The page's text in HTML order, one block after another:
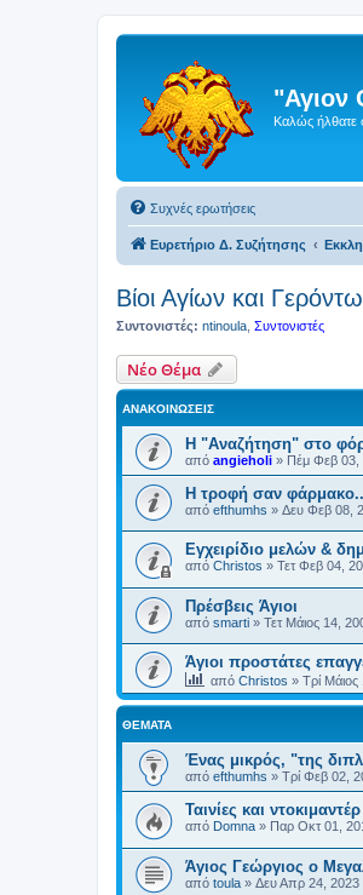
"Αγιον
Καλώς ήλθατε
Συχνές ερωτήσεις
Ευρετήριο Δ. Συζήτησης
Βίοι Αγίων και
Συντονιστές: ntinoula Συντονιστές
Νέο Θέμα
ΑΝΑΚΟΙΝΏΣΕΙΣ
Η "Αναζήτηση" στο
από angieholi » Πέμ Φεβ 03,
H τροφή σαν
από efthumhs » Δευ Φεβ 08,
Εγχειρίδιο μελών &
από Christos » Τετ Φεβ 04,
Πρέσβεις Άγιοι
από smarti » Τετ Μάιος 14,
Άγιοι προστάτες
από Christos » Τρί
ΘΈΜΑΤΑ
Ένας μικρός, "της
από efthumhs » Τρί Φεβ 02,
Ταινίες και
από Domna » Παρ Οκτ 01,
Άγιος Γεώργιος ο
από toula » Δευ Απρ 24, 2023